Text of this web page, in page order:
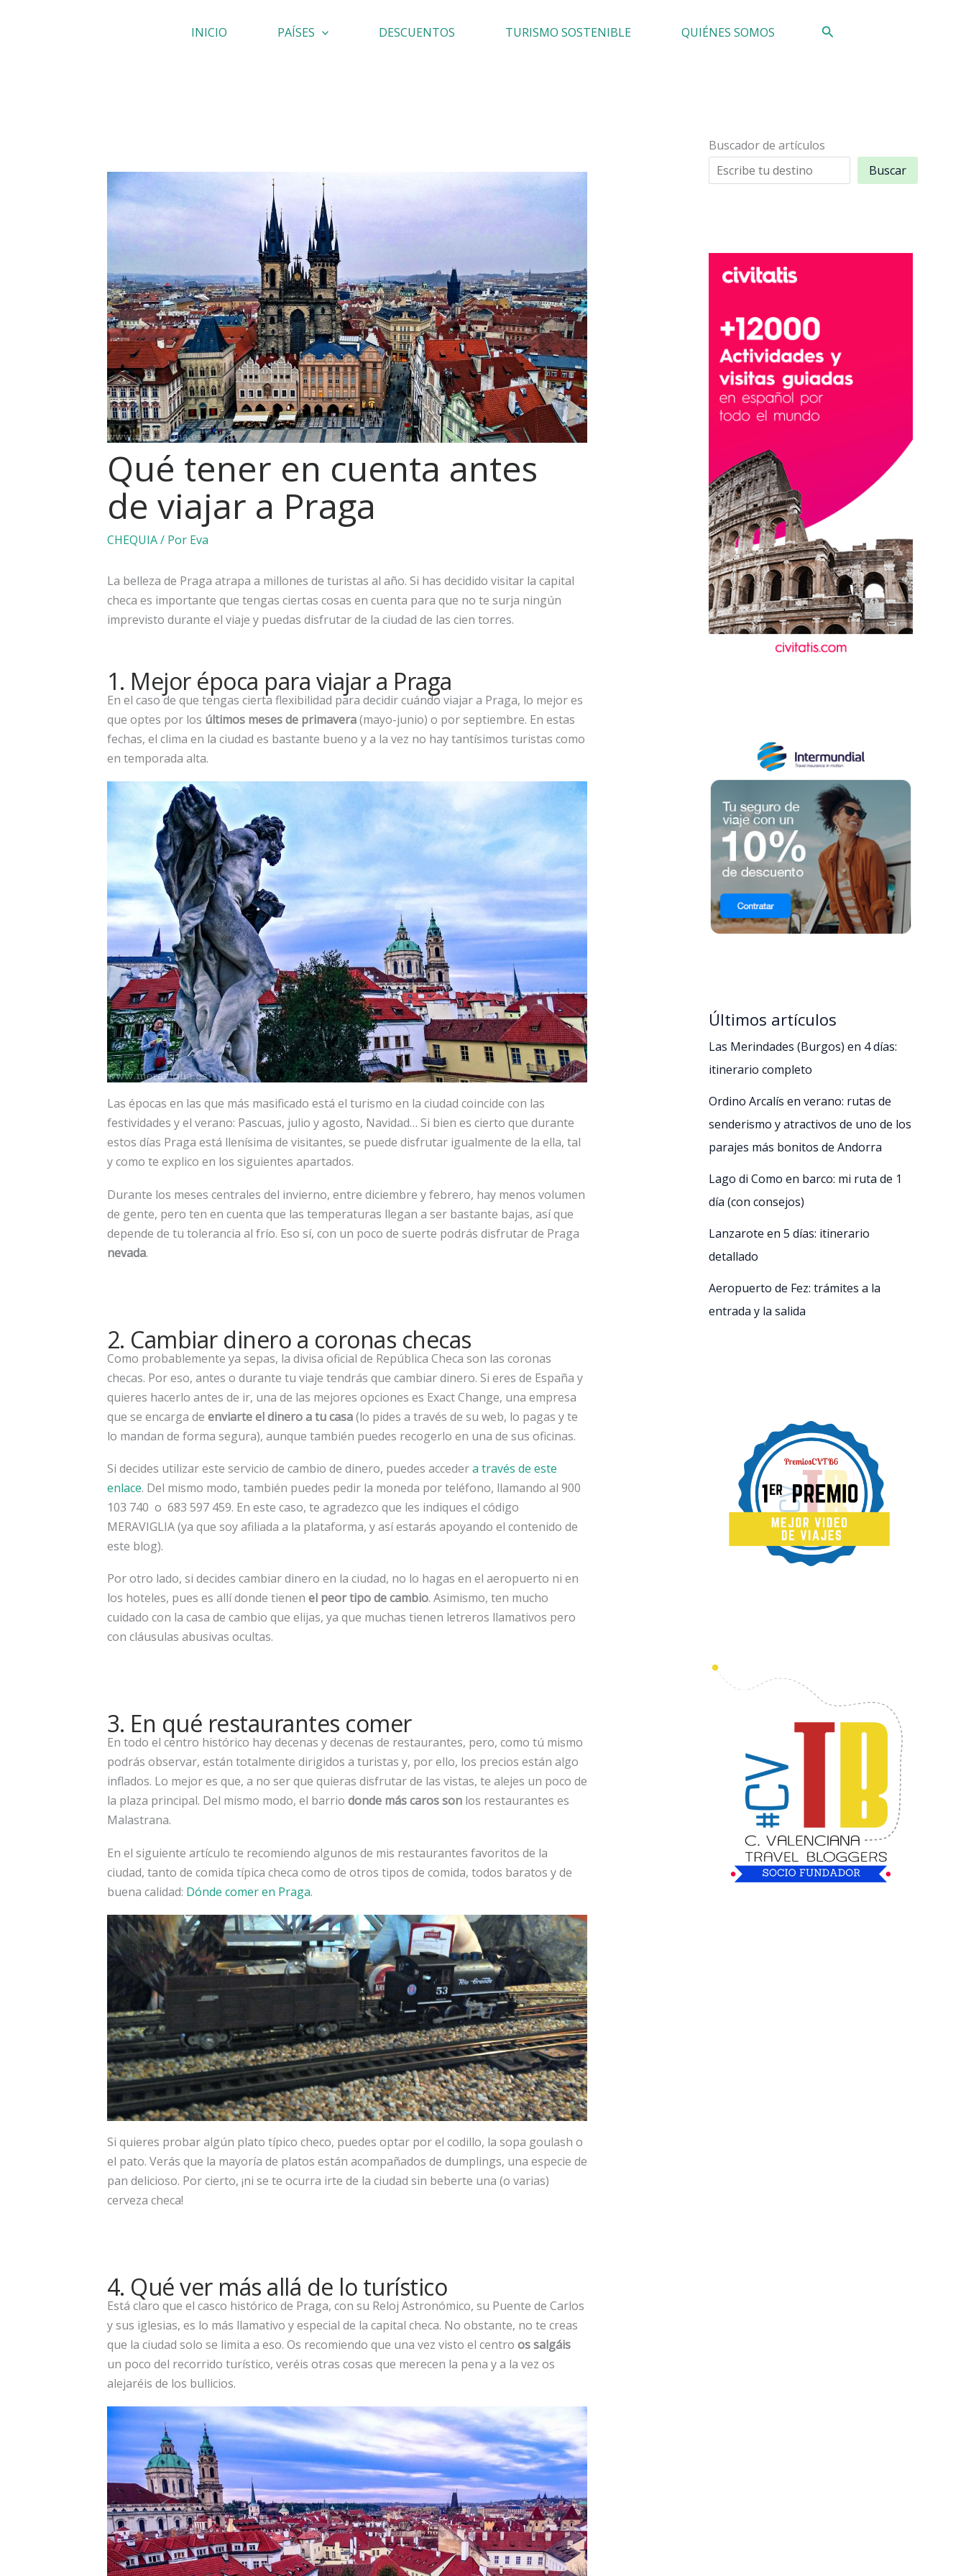
INICIO PAÍSES DESCUENTOS TURISMO SOSTENIBLE QUIÉNES SOMOS Buscar
Qué tener en cuenta antes
de viajar a Praga
CHEQUIA/ Por Eva
La belleza de Praga atrapa a millones de turistas al año. Si has decidido visitar la capital
checa es importante que tengas ciertas cosas en cuenta para que no te surja ningún
imprevisto durante el viaje y puedas disfrutar de la ciudad de las cien torres.
1. Mejor época para viajar a Praga
En el caso de que tengas cierta flexibilidad para decidir cuándo viajar a Praga, lo mejor es
que optes por los últimos meses de primavera(mayo-junio) o por septiembre. En estas
fechas, el clima en la ciudad es bastante bueno y a la vez no hay tantísimos turistas como
en temporada alta.
Las épocas en las que más masificado está el turismo en la ciudad coincide con las
festividades y el verano: Pascuas, julio y agosto, Navidad… Si bien es cierto que durante
estos días Praga está llenísima de visitantes, se puede disfrutar igualmente de la ella, tal
y como te explico en los siguientes apartados.
Durante los meses centrales del invierno, entre diciembre y febrero, hay menos volumen
de gente, pero ten en cuenta que las temperaturas llegan a ser bastante bajas, así que
depende de tu tolerancia al frío. Eso sí, con un poco de suerte podrás disfrutar de Praga
nevada.
2. Cambiar dinero a coronas checas
Como probablemente ya sepas, la divisa oficial de República Checa son las coronas
checas. Por eso, antes o durante tu viaje tendrás que cambiar dinero. Si eres de España y
quieres hacerlo antes de ir, una de las mejores opciones es Exact Change, una empresa
que se encarga de enviarte el dinero a tu casa(lo pides a través de su web, lo pagas y te
lo mandan de forma segura), aunque también puedes recogerlo en una de sus oficinas.
Si decides utilizar este servicio de cambio de dinero, puedes accedera través de este
enlace. Del mismo modo, también puedes pedir la moneda por teléfono, llamando al 900
103 740 o 683 597 459. En este caso, te agradezco que les indiques el código
MERAVIGLIA (ya que soy afiliada a la plataforma, y así estarás apoyando el contenido de
este blog).
Por otro lado, si decides cambiar dinero en la ciudad, no lo hagas en el aeropuerto ni en
los hoteles, pues es allí donde tienen el peor tipo de cambio. Asimismo, ten mucho
cuidado con la casa de cambio que elijas, ya que muchas tienen letreros llamativos pero
con cláusulas abusivas ocultas.
3. En qué restaurantes comer
En todo el centro histórico hay decenas y decenas de restaurantes, pero, como tú mismo
podrás observar, están totalmente dirigidos a turistas y, por ello, los precios están algo
inflados. Lo mejor es que, a no ser que quieras disfrutar de las vistas, te alejes un poco de
la plaza principal. Del mismo modo, el barrio donde más caros sonlos restaurantes es
Malastrana.
En el siguiente artículo te recomiendo algunos de mis restaurantes favoritos de la
ciudad, tanto de comida típica checa como de otros tipos de comida, todos baratos y de
buena calidad: Dónde comer en Praga.
Si quieres probar algún plato típico checo, puedes optar por el codillo, la sopa goulash o
el pato. Verás que la mayoría de platos están acompañados de dumplings, una especie de
pan delicioso. Por cierto, ¡ni se te ocurra irte de la ciudad sin beberte una (o varias)
cerveza checa!
4. Qué ver más allá de lo turístico
Está claro que el casco histórico de Praga, con su Reloj Astronómico, su Puente de Carlos
y sus iglesias, es lo más llamativo y especial de la capital checa. No obstante, no te creas
que la ciudad solo se limita a eso. Os recomiendo que una vez visto el centro os salgáis
un poco del recorrido turístico, veréis otras cosas que merecen la pena y a la vez os
alejaréis de los bullicios.
Buscador de artículos
Buscar
Últimos artículos
Las Merindades (Burgos) en 4 días:
itinerario completo
Ordino Arcalís en verano: rutas de
senderismo y atractivos de uno de los
parajes más bonitos de Andorra
Lago di Como en barco: mi ruta de 1
día (con consejos)
Lanzarote en 5 días: itinerario
detallado
Aeropuerto de Fez: trámites a la
entrada y la salida